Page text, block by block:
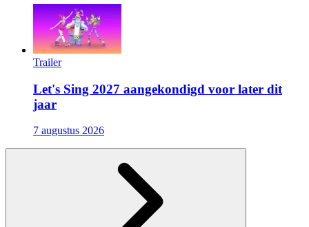
Trailer
Let's Sing 2027 aangekondigd voor later dit
jaar
7 augustus 2026